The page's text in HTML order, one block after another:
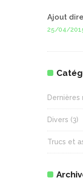
Ajout
25/04/
Dernières
Divers (3)
Trucs et